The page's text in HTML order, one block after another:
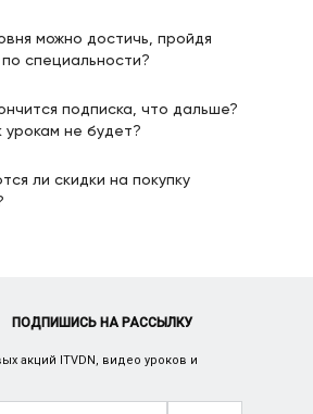
можно достичь, пройдя
специальности?
подписка, что дальше?
урокам не будет?
ли скидки на покупку
ПОДПИШИСЬ НА РАССЫЛКУ
акций ITVDN, видео уроков и